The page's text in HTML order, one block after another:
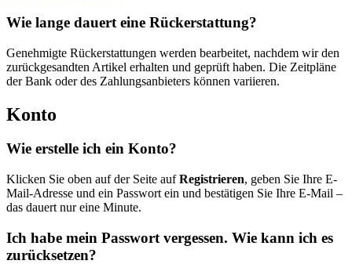
Wie lange dauert eine Rückerstattung?
Genehmigte Rückerstattungen werden bearbeitet, nachdem wir den
zurückgesandten Artikel erhalten und geprüft haben. Die Zeitpläne
der Bank oder des Zahlungsanbieters können variieren.
Konto
Wie erstelle ich ein Konto?
Klicken Sie oben auf der Seite aufRegistrieren, geben Sie Ihre E-
Mail-Adresse und ein Passwort ein und bestätigen Sie Ihre E-Mail –
das dauert nur eine Minute.
Ich habe mein Passwort vergessen. Wie kann ich es
zurücksetzen?